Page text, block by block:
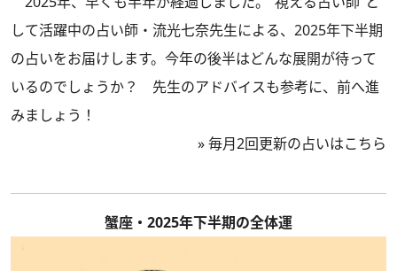
して活躍中の占い師・流光七奈先生による、2025年下半期
の占いをお届けします。今年の後半はどんな展開が待って
いるのでしょうか？ 先生のアドバイスも参考に、前へ進
みましょう！
»毎月2回更新の占いはこちら
蟹座・2025年下半期の全体運